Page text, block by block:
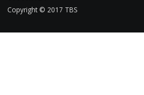
Copyright © 2017 TBS